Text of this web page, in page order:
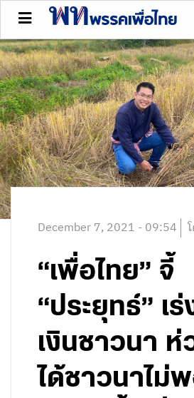
December 7, 2021 - 09:54
“เพื่อไทย” จี้
“ประยุทธ์” เร่
เงินชาวนา ห่
ได้ชาวนาไม่